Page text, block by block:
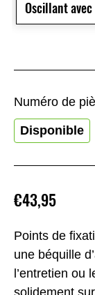
Points de
une béquille
l’entretien ou
solidement
€43,95
Numéro de
Disponible
Oscillant